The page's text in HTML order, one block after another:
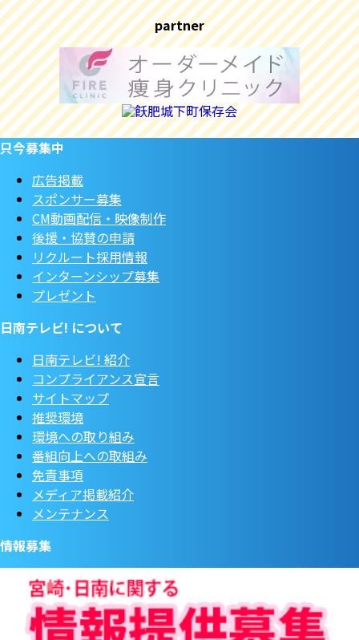
partner
只今募集中
広告掲載
スポンサー募集
CM動画配信・映像制作
後援・協賛の申請
リクルート採用情報
インターンシップ募集
プレゼント
日南テレビ! について
日南テレビ! 紹介
コンプライアンス宣言
サイトマップ
推奨環境
環境への取り組み
番組向上への取組み
免責事項
メディア掲載紹介
メンテナンス
情報募集